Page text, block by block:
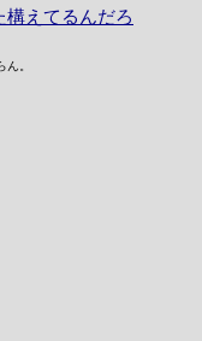
えてるんだろ
。